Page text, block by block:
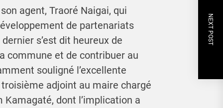
agent, Traoré Naigai, qui
de partenariats
s’est dit heureux de
commune et de contribuer au
souligné l’excellente
adjoint au maire chargé
dont l’implication a
NEXT POST